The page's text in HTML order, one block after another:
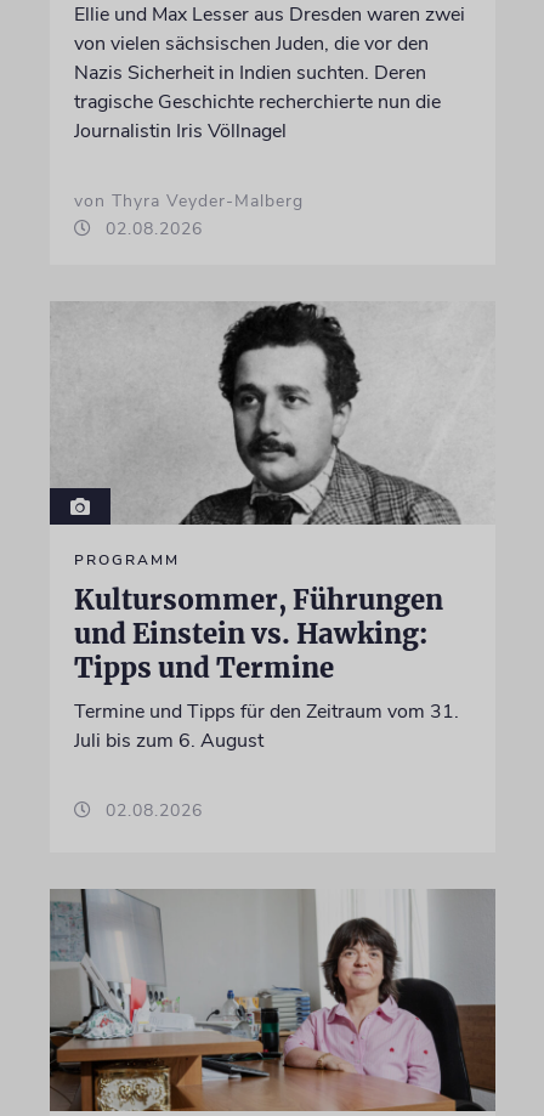
Ellie und Max Lesser aus Dresden waren zwei
von vielen sächsischen Juden, die vor den
Nazis Sicherheit in Indien suchten. Deren
tragische Geschichte recherchierte nun die
Journalistin Iris Völlnagel
von Thyra Veyder-Malberg
02.08.2026
PROGRAMM
Kultursommer, Führungen
und Einstein vs. Hawking:
Tipps und Termine
Termine und Tipps für den Zeitraum vom 31.
Juli bis zum 6. August
02.08.2026